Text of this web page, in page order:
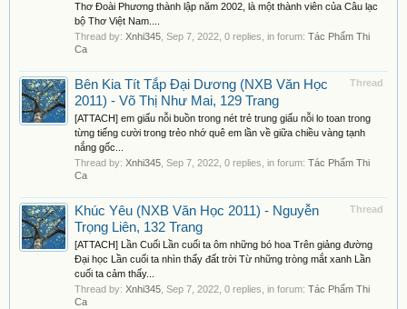
Thơ Đoài Phương thành lập năm 2002, là một thành viên của Câu lạc
bộ Thơ Việt Nam....
Thread by: Xnhi345 Sep 7, 2022 , 0 replies, in forum: Tác Phẩm Thi
Ca
Thread
Bên Kia Tít Tắp Đại Dương (NXB Văn Học
2011) - Võ Thị Như Mai, 129 Trang
[ATTACH] em giấu nỗi buồn trong nét trẻ trung giấu nỗi lo toan trong
từng tiếng cười trong trẻo nhớ quê em lần về giữa chiều vàng tạnh
nắng gốc...
Thread by: Xnhi345 Sep 7, 2022 , 0 replies, in forum: Tác Phẩm Thi
Ca
Thread
Khúc Yêu (NXB Văn Học 2011) - Nguyễn
Trọng Liên, 132 Trang
[ATTACH] Lần Cuối Lần cuối ta ôm những bó hoa Trên giảng đường
Đại học Lần cuối ta nhìn thấy đất trời Từ những tròng mắt xanh Lần
cuối ta cảm thấy...
Thread by: Xnhi345 Sep 7, 2022 , 0 replies, in forum: Tác Phẩm Thi
Ca